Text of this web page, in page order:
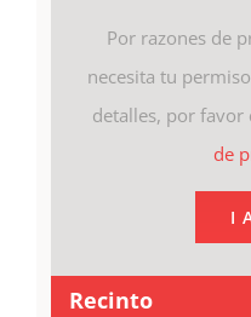
Recinto
Por razones de
necesita tu
detalles, por favor
de
I